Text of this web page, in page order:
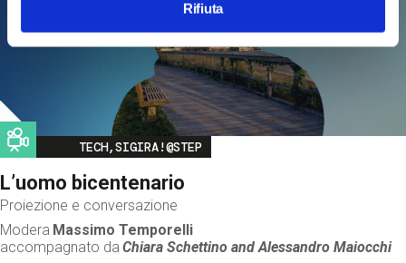
Rifiuta
Image
TECH,SIGIRA!@STEP
L’uomo bicentenario
Proiezione e conversazione
Modera Massimo Temporelli
accompagnato da Chiara Schettino andAlessandro Maiocchi